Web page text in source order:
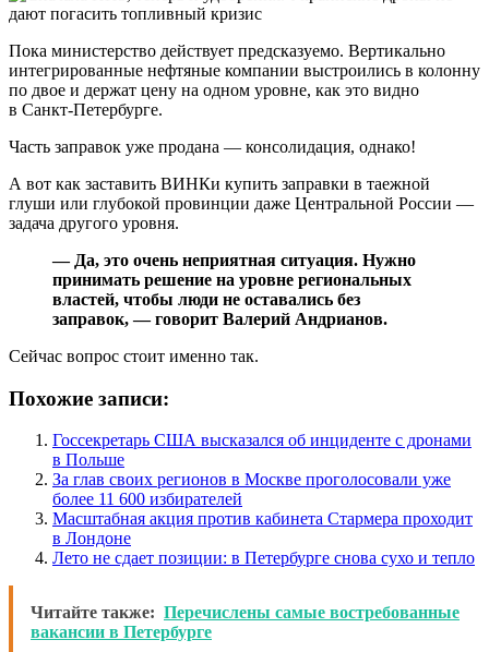
Пока министерство действует предсказуемо. Вертикально
интегрированные нефтяные компании выстроились в колонну
по двое и держат цену на одном уровне, как это видно
в Санкт-Петербурге.
Часть заправок уже продана — консолидация, однако!
А вот как заставить ВИНКи купить заправки в таежной
глуши или глубокой провинции даже Центральной России —
задача другого уровня.
— Да, это очень неприятная ситуация. Нужно
принимать решение на уровне региональных
властей, чтобы люди не оставались без
заправок, — говорит Валерий Андрианов.
Сейчас вопрос стоит именно так.
Похожие записи:
Госсекретарь США высказался об инциденте с дронами
в Польше
За глав своих регионов в Москве проголосовали уже
более 11 600 избирателей
Масштабная акция против кабинета Стармера проходит
в Лондоне
Лето не сдает позиции: в Петербурге снова сухо и тепло
Читайте также: Перечислены самые востребованные
вакансии в Петербурге